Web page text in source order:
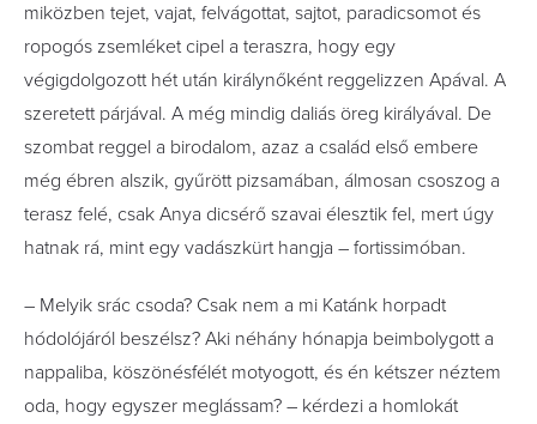
miközben tejet, vajat, felvágottat, sajtot, paradicsomot és
ropogós zsemléket cipel a teraszra, hogy egy
végigdolgozott hét után királynőként reggelizzen Apával. A
szeretett párjával. A még mindig daliás öreg királyával. De
szombat reggel a birodalom, azaz a család első embere
még ébren alszik, gyűrött pizsamában, álmosan csoszog a
terasz felé, csak Anya dicsérő szavai élesztik fel, mert úgy
hatnak rá, mint egy vadászkürt hangja – fortissimóban.
– Melyik srác csoda? Csak nem a mi Katánk horpadt
hódolójáról beszélsz? Aki néhány hónapja beimbolygott a
nappaliba, köszönésfélét motyogott, és én kétszer néztem
oda, hogy egyszer meglássam? – kérdezi a homlokát